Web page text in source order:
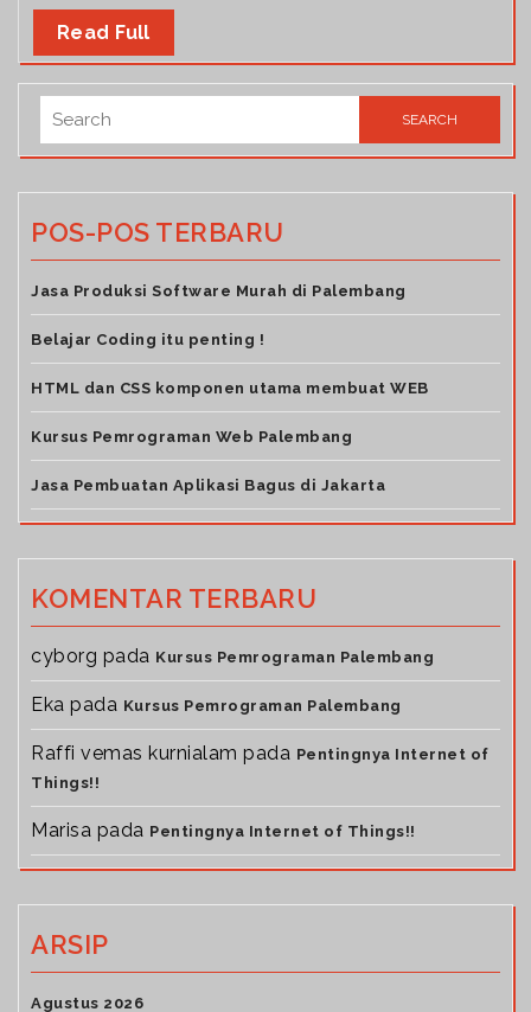
Read Full
POS-POS TERBARU
Jasa Produksi Software Murah di Palembang
Belajar Coding itu penting !
HTML dan CSS komponen utama membuat WEB
Kursus Pemrograman Web Palembang
Jasa Pembuatan Aplikasi Bagus di Jakarta
KOMENTAR TERBARU
cyborg pada Kursus Pemrograman Palembang
Eka pada Kursus Pemrograman Palembang
Raffi vemas kurnialam pada Pentingnya Internet of
Things!!
Marisa pada Pentingnya Internet of Things!!
ARSIP
Agustus 2026